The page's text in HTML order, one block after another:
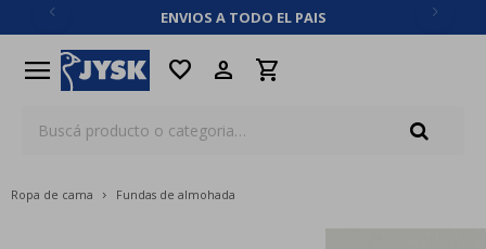
ENVIOS A TODO EL PAIS
menu favorite
Ropa de cama Fundas de almohada
close